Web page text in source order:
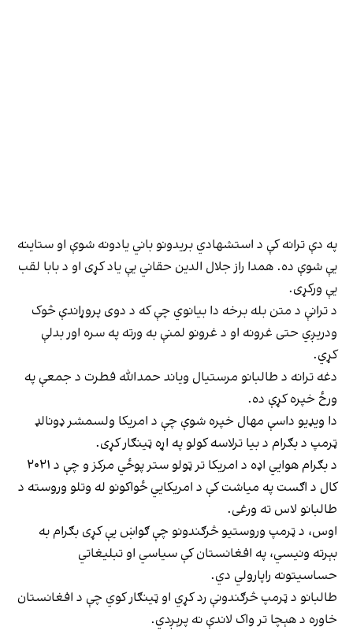
په دې ترانه کې د استشهادي بریدونو باني یادونه شوې او ستاینه
یې شوې ده. همدا راز جلال الدین حقاني یې یاد کړی او د بابا لقب
یې ورکړی.
د ترانې د متن بله برخه دا بیانوي چې که د دوی پروړاندې څوک
ودریږي حتی غرونه او د غرونو لمنې به ورته په سره اور بدلې
کړي.
دغه ترانه د طالبانو مرستیال ویاند حمدالله فطرت د جمعې په
ورځ خپره کړې ده.
دا ویډیو داسې مهال خپره شوې چې د امریکا ولسمشر ډونالډ
ټرمپ د بګرام د بیا ترلاسه کولو په اړه ټينګار کړی.
د بګرام هوايي اډه د امریکا تر ټولو ستر پوځي مرکز و چې د ۲۰۲۱
کال د اګست په میاشت کې د امریکایي ځواکونو له وتلو وروسته د
طالبانو لاس ته ورغی.
اوس، د ټرمپ وروستیو څرګندونو چې ګواښ یې کړی بګرام به
بېرته ونیسي، په افغانستان کې سیاسي او تبلیغاتي
حساسیتونه راپارولي دي.
طالبانو د ټرمپ څرګندونې رد کړي او ټینګار کوي چې د افغانستان
خاوره د هېچا تر واک لاندې نه پرېږدي.